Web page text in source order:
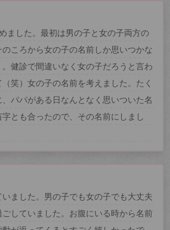
ました。最初は男の子と女の子両方の
ころから女の子の名前しか思いつかな
健診で間違いなく女の子だろうと言わ
笑）女の子の名前を考えました。たく
パパがある日なんとなく思いついた名
とも合ったので、その名前にしまし
ました。男の子でも女の子でも大丈夫
していました。お腹にいる時から名前